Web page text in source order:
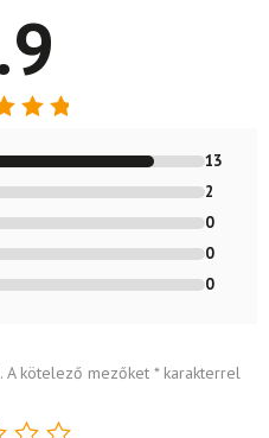
5
13
2
0
0
0
A kötelező mezőket *karakterrel